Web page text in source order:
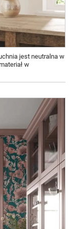
jest neutralna w
w